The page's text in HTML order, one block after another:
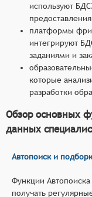
используют
платформы
интегрируют
заданиями и
которые
разработки
Обзор основных
данных
Автопоиск и
Функции
получать